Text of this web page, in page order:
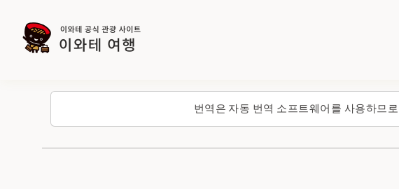
번역은 자동 번역 소프트웨어를 사용하므